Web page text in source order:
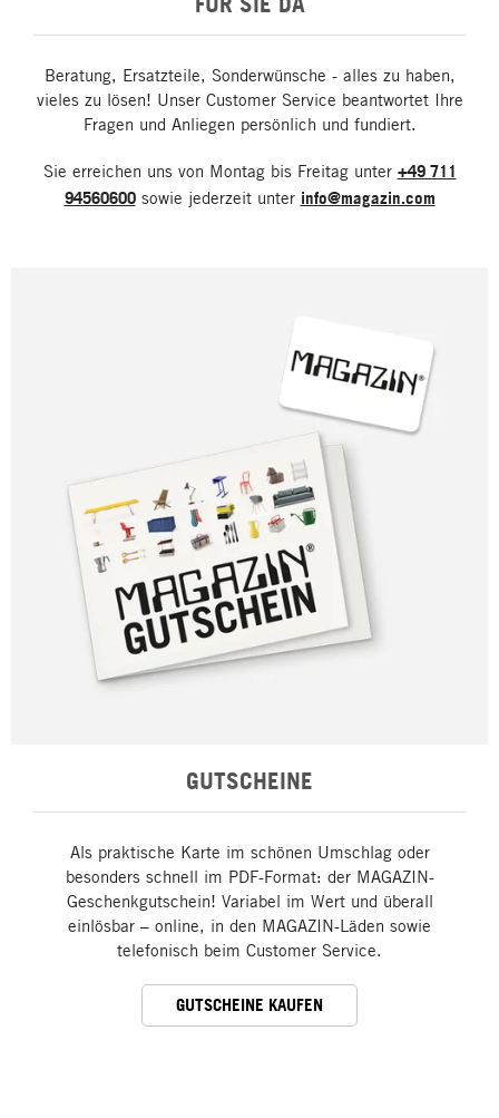
Beratung, Ersatzteile, Sonderwünsche - alles zu haben,
vieles zu lösen! Unser Customer Service beantwortet Ihre
Fragen und Anliegen persönlich und fundiert.
Sie erreichen uns von Montag bis Freitag unter +49 711
94560600sowie jederzeit unter info@magazin.com
GUTSCHEINE
Als praktische Karte im schönen Umschlag oder
besonders schnell im PDF-Format: der MAGAZIN-
Geschenkgutschein! Variabel im Wert und überall
einlösbar – online, in den MAGAZIN-Läden sowie
telefonisch beim Customer Service.
GUTSCHEINE KAUFEN